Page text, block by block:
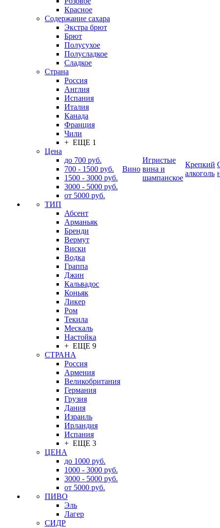
Красное
Содержание сахара
Экстра брют
Брют
Полусухое
Полусладкое
Сладкое
Страна
Россия
Англия
Испания
Италия
Канада
Франция
Чили
+ ЕЩЕ 1
Цена
до 700 руб.
700 - 1500 руб.
1500 - 3000 руб.
3000 - 5000 руб.
от 5000 руб.
ТИП
Абсент
Арманьяк
Бренди
Вермут
Виски
Водка
Граппа
Джин
Кальвадос
Коньяк
Ликер
Ром
Текила
Мескаль
Настойка
+ ЕЩЕ 9
СТРАНА
Россия
Армения
Великобритания
Германия
Грузия
Дания
Израиль
Ирландия
Испания
+ ЕЩЕ 3
ЦЕНА
до 1000 руб.
1000 - 3000 руб.
3000 - 5000 руб.
от 5000 руб.
ПИВО
Эль
Лагер
СИДР
Вино
Игристые
вина и
шампанское
Крепкий
алкоголь